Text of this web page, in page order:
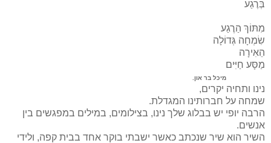
בְּרֶגַע
מִתּוֹךְ הַרֶגַע
שִׂמְחָה גְּדוֹלָה
הֵאִירָה
מַסָּע חַיִּים
מיכל בר און.
נינו ותחיה יקרים,
שמחה על חברותינו המגדלת.
הרבה יופי יש בבלוג שלך נינו, בצילומים, במילים במפגשים בין
אנשים.
השיר הוא שיר שנכתב כאשר ישבתי בוקר אחד בבית קפה, ולידי